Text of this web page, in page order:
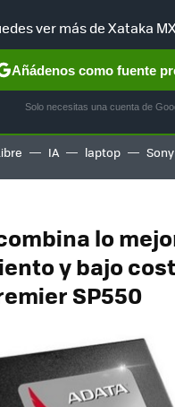
GAMING HOME AUTO
DE IA laptop Sony
lo
y bajo
SP550
ver más de Xataka
Añádenos como fuente
Solo necesitas una cuenta de